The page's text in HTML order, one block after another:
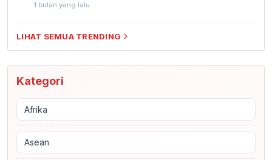
1 bulan yang lalu
LIHAT SEMUA TRENDING
Kategori
Afrika
Asean